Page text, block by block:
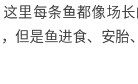
里每条鱼都像场
但是鱼进食、安胎